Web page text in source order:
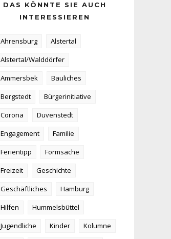
DAS KÖNNTE SIE AUCH
INTERESSIEREN
Ahrensburg
Alstertal
Alstertal/Walddörfer
Ammersbek
Bauliches
Bergstedt
Bürgerinitiative
Corona
Duvenstedt
Engagement
Familie
Ferientipp
Formsache
Freizeit
Geschichte
Geschäftliches
Hamburg
Hilfen
Hummelsbüttel
Jugendliche
Kinder
Kolumne